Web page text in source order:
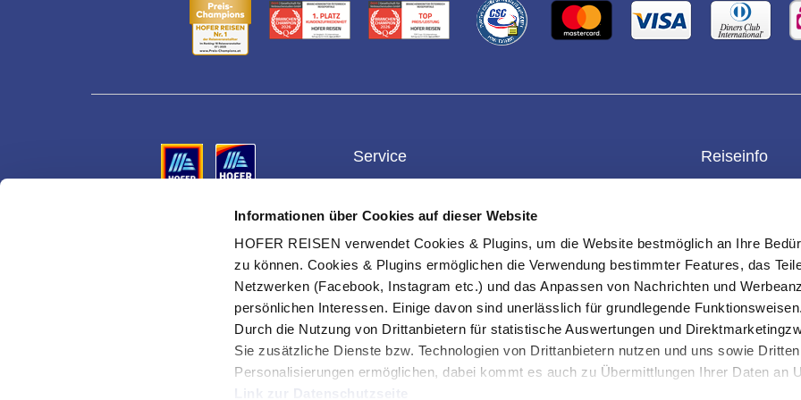
Informationen über Cookies auf dieser Website
HOFER REISEN verwendet Cookies & Plugins, um die Website bestmöglich an Ihre
zu können. Cookies & Plugins ermöglichen die Verwendung bestimmter Features, das
Netzwerken (Facebook, Instagram etc.) und das Anpassen von Nachrichten und
persönlichen Interessen. Einige davon sind unerlässlich für grundlegende Funktionsweisen.
Durch die Nutzung von Drittanbietern für statistische Auswertungen und
Sie zusätzliche Dienste bzw. Technologien von Drittanbietern nutzen und uns sowie
Personalisierungen ermöglichen, dabei kommt es auch zu Übermittlungen Ihrer Daten an
Link zur Datenschutzseite
Vermittler ist die HOFER REISEN GmbH & Co KG,
Service
Gutscheinwert prüfen
Datenschutz
Ihre Vorteile
Impressum
Urlaubs-Checkliste
Erklärung Barrierefreiheit
Suche und Sortierung
Info & FAQ
Cookie-Einstellungen
verwalten
Über uns
Reiseinfo